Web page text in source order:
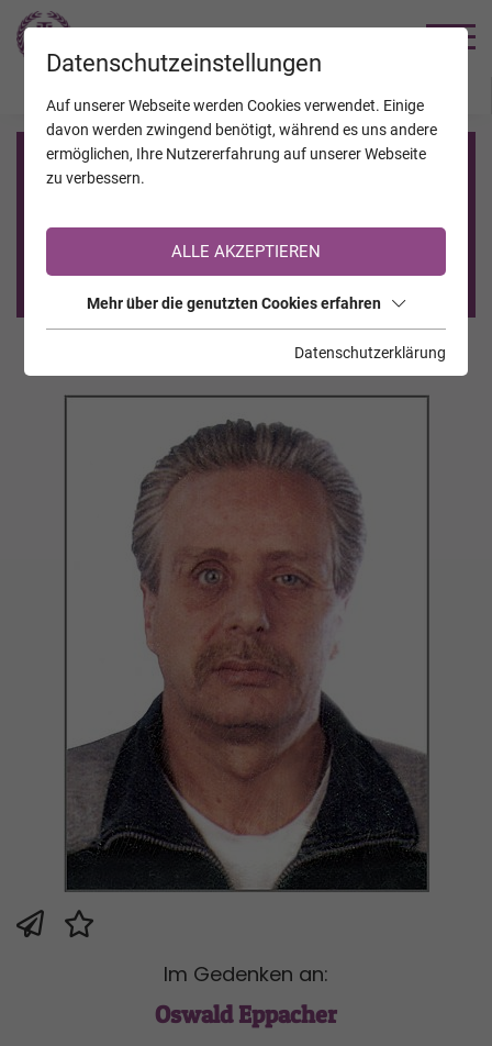
Registrierung auf TrauerHilfe.it
Sie sind noch nicht auf TrauerHilfe.it registriert?
>> zur kostenlosen Registrierung <<
Im Gedenken an:
Oswald Eppacher
Datenschutzeinstellungen
Auf unserer Webseite werden Cookies verwendet. Einige
davon werden zwingend benötigt, während es uns andere
ermöglichen, Ihre Nutzererfahrung auf unserer Webseite
zu verbessern.
ALLE AKZEPTIEREN
Mehr über die genutzten Cookies erfahren
Datenschutzerklärung
JAHRESTAGE KALENDER VERSTORBENE